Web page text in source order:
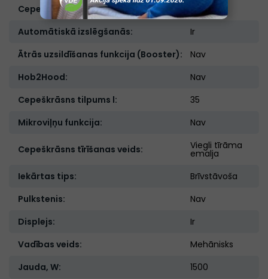
Cepešpannu skaits:
1
Automātiskā izslēgšanās:
Ir
Ātrās uzsildīšanas funkcija (Booster):
Nav
Hob2Hood:
Nav
Cepeškrāsns tilpums l:
35
Mikroviļņu funkcija:
Nav
Cepeškrāsns tīrīšanas veids: Viegli tīrāma
emalja
Iekārtas tips:
Brīvstāvoša
Pulkstenis:
Nav
Displejs:
Ir
Vadības veids:
Mehānisks
Jauda, W:
1500